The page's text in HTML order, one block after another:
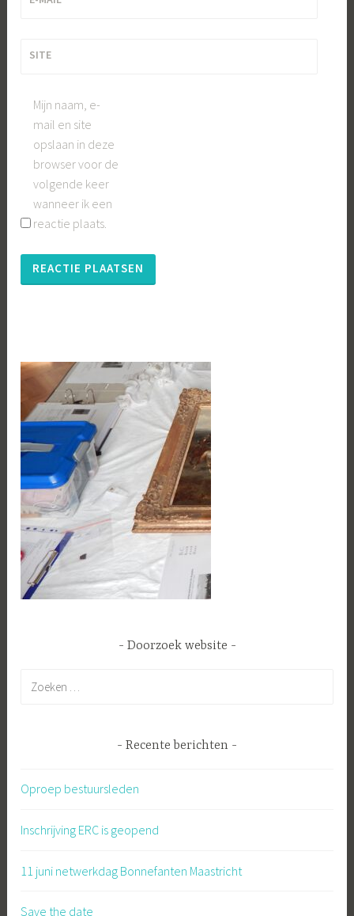
SITE
Mijn naam, e-
mail en site
opslaan in deze
browser voor de
volgende keer
wanneer ik een
reactie plaats.
Doorzoek website
Recente berichten
Oproep bestuursleden
Inschrijving ERC is geopend
11 juni netwerkdag Bonnefanten Maastricht
Save the date